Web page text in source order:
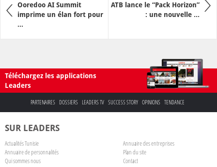
Ooredoo AI Summit
imprime un élan fort pour
...
ATB lance le “Pack Horizon”
: une nouvelle ...
Téléchargez les applications
Leaders
PARTENAIRES DOSSIERS LEADERS TV SUCCESS STORY OPINIONS TENDANCE
SUR LEADERS
Actualités Tunisie
Annuaire des entreprises
Annuaire de personnalités
Plan du site
Qui sommes nous
Contact